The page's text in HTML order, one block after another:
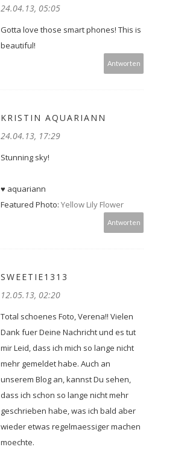
24.04.13, 05:05
Gotta love those smart phones! This is
beautiful!
Antworten
KRISTIN AQUARIANN
24.04.13, 17:29
Stunning sky!
♥ aquariann
Featured Photo: Yellow Lily Flower
Antworten
SWEETIE1313
12.05.13, 02:20
Total schoenes Foto, Verena!! Vielen
Dank fuer Deine Nachricht und es tut
mir Leid, dass ich mich so lange nicht
mehr gemeldet habe. Auch an
unserem Blog an, kannst Du sehen,
dass ich schon so lange nicht mehr
geschrieben habe, was ich bald aber
wieder etwas regelmaessiger machen
moechte.